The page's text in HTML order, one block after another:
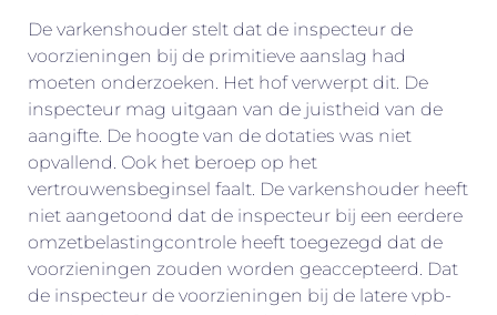
De varkenshouder stelt dat de inspecteur de
voorzieningen bij de primitieve aanslag had
moeten onderzoeken. Het hof verwerpt dit. De
inspecteur mag uitgaan van de juistheid van de
aangifte. De hoogte van de dotaties was niet
opvallend. Ook het beroep op het
vertrouwensbeginsel faalt. De varkenshouder heeft
niet aangetoond dat de inspecteur bij een eerdere
omzetbelastingcontrole heeft toegezegd dat de
voorzieningen zouden worden geaccepteerd. Dat
de inspecteur de voorzieningen bij de latere vpb-